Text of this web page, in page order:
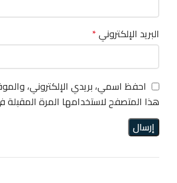
البريد الإلكتروني*
احفظ اسمي، بريدي الإلكتروني،
هذا المتصفح لاستخدامها المرة